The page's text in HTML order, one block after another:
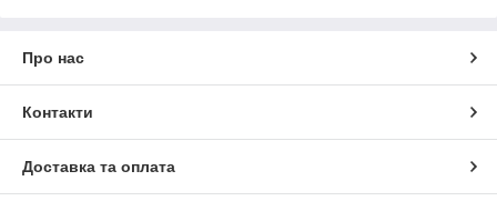
Про нас
Контакти
Доставка та оплата